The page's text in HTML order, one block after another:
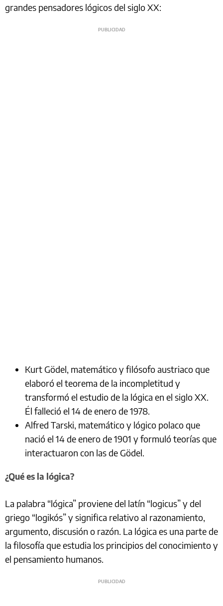
grandes pensadores lógicos del siglo XX:
Kurt Gödel, matemático y filósofo austriaco que
elaboró el teorema de la incompletitud y
transformó el estudio de la lógica en el siglo XX.
Él falleció el 14 de enero de 1978.
Alfred Tarski, matemático y lógico polaco que
nació el 14 de enero de 1901 y formuló teorías que
interactuaron con las de Gödel.
¿Qué es la lógica?
La palabra “lógica” proviene del latín “logicus” y del
griego “logikós” y significa relativo al razonamiento,
argumento, discusión o razón. La lógica es una parte de
la filosofía que estudia los principios del conocimiento y
el pensamiento humanos.